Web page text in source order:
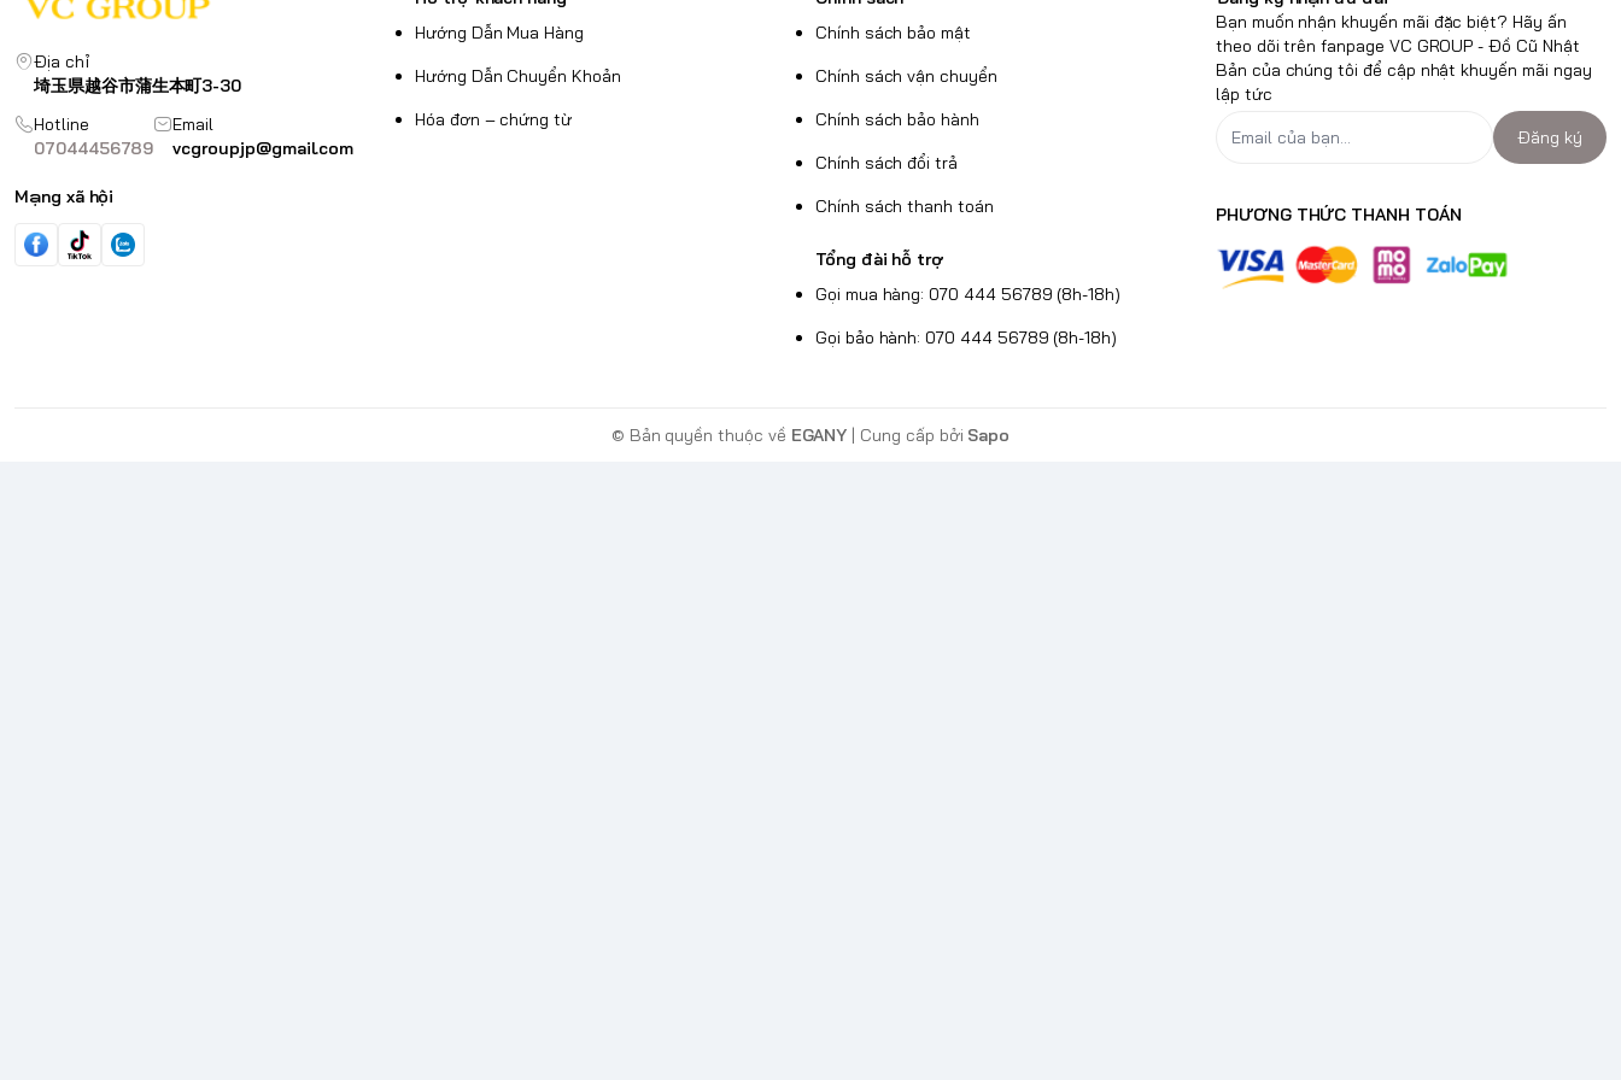
Địa chỉ
埼玉県越谷市蒲生本町3-30
Hotline
07044456789
Email
vcgroupjp@gmail.com
Mạng xã hội
Hướng Dẫn Mua Hàng
Hướng Dẫn Chuyển Khoản
Hóa đơn – chứng từ
Chính sách bảo mật
Chính sách vận chuyển
Chính sách bảo hành
Chính sách đổi trả
Chính sách thanh toán
Tổng đài hỗ trợ
Gọi mua hàng: 070 444 56789 (8h-18h)
Gọi bảo hành: 070 444 56789 (8h-18h)
Bạn muốn nhận khuyến mãi đặc biệt? Hãy ấn
theo dõi trên fanpage VC GROUP - Đồ Cũ Nhật
Bản của chúng tôi để cập nhật khuyến mãi ngay
lập tức
Đăng ký
PHƯƠNG THỨC THANH TOÁN
© Bản quyền thuộc về EGANY | Cung cấp bởi Sapo